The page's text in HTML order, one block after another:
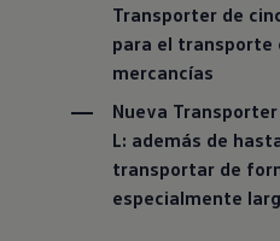
Transporter de
para el transporte
mercancías
Nueva
L: además de
transportar de
especialmente